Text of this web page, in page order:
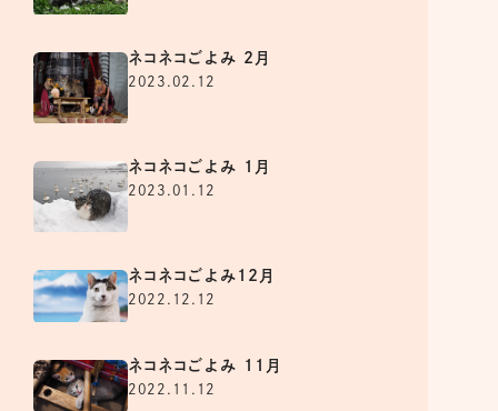
ネコネコごよみ 2月
2023.02.12
ネコネコごよみ 1月
2023.01.12
ネコネコごよみ12月
2022.12.12
ネコネコごよみ 11月
2022.11.12